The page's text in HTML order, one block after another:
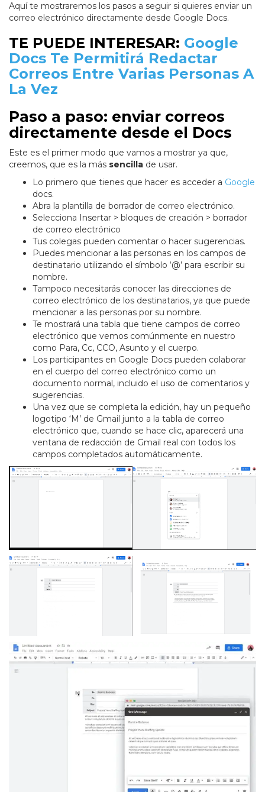
Aquí te mostraremos los pasos a seguir si quieres enviar un
correo electrónico directamente desde Google Docs.
TE PUEDE INTERESAR: Google
Docs Te Permitirá Redactar
Correos Entre Varias Personas A
La Vez
Paso a paso: enviar correos
directamente desde el Docs
Este es el primer modo que vamos a mostrar ya que,
creemos, que es la más sencilla de usar.
Lo primero que tienes que hacer es acceder a Google
docs.
Abra la plantilla de borrador de correo electrónico.
Selecciona Insertar > bloques de creación > borrador
de correo electrónico
Tus colegas pueden comentar o hacer sugerencias.
Puedes mencionar a las personas en los campos de
destinatario utilizando el símbolo ‘@’ para escribir su
nombre.
Tampoco necesitarás conocer las direcciones de
correo electrónico de los destinatarios, ya que puede
mencionar a las personas por su nombre.
Te mostrará una tabla que tiene campos de correo
electrónico que vemos comúnmente en nuestro
como Para, Cc, CCO, Asunto y el cuerpo.
Los participantes en Google Docs pueden colaborar
en el cuerpo del correo electrónico como un
documento normal, incluido el uso de comentarios y
sugerencias.
Una vez que se completa la edición, hay un pequeño
logotipo ‘M’ de Gmail junto a la tabla de correo
electrónico que, cuando se hace clic, aparecerá una
ventana de redacción de Gmail real con todos los
campos completados automáticamente.